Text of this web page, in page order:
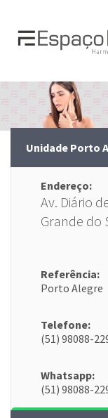
Unidade Porto
Endereço:
Av. Diário
Grande do
Referência:
Porto Alegre
Telefone:
(51) 98088-
Whatsapp:
(51) 98088-